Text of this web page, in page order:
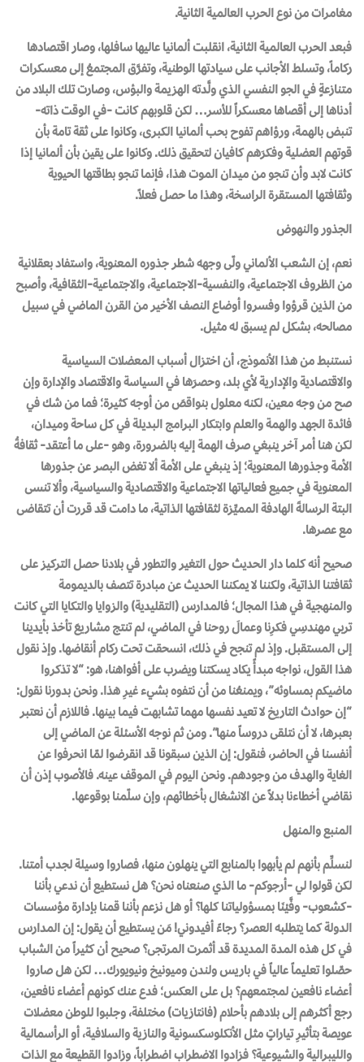
مغامرات من نوع الحرب العالمية الثانية.
فبعد الحرب العالمية الثانية، انقلبت ألمانيا عاليها سافلها، وصار اقتصادها
ركاماً، وتسلط الأجانب على سيادتها الوطنية، وتفرَّق المجتمعُ إلى معسكرات
متنازعةٍ في الجو النفسي الذي ولَّدته الهزيمة والبؤس، وصارت تلك البلاد من
أدناها إلى أقصاها معسكراً للأسر… لكن قلوبهم كانت -في الوقت ذاته-
تنبض بالهمة، ورؤاهم تفوح بحب ألمانيا الكبرى، وكانوا على ثقة تامة بأن
قوتهم العضلية وفكرَهم كافيان لتحقيق ذلك. وكانوا على يقين بأن ألمانيا إذا
كانت لابد وأن تنجو من ميدان الموت هذا، فإنما تنجو بطاقتها الحيوية
وثقافتها المستقرة الراسخة، وهذا ما حصل فعلاً.
الجذور والنهوض
نعم، إن الشعب الألماني ولّى وجهه شطر جذوره المعنوية، واستفاد بعقلانية
من الظروف الاجتماعية، والنفسية-الاجتماعية، والاجتماعية-الثقافية، وأصبح
من الذين قرؤوا وفسروا أوضاع النصف الأخير من القرن الماضي في سبيل
مصالحه، بشكل لم يسبق له مثيل.
نستنبط من هذا الأنموذج، أن اختزال أسباب المعضلات السياسية
والاقتصادية والإدارية لأي بلد، وحصرَها في السياسة والاقتصاد والإدارة وإن
صح من وجه معين، لكنه معلول بنواقصَ من أوجه كثيرة؛ فما من شك في
فائدة الجهد والهمة والعلم وابتكار البرامج البديلة في كل ساحة وميدان،
لكن هنا أمر آخر ينبغي صرف الهمة إليه بالضرورة، وهو -على ما أعتقد- ثقافةُ
الأمة وجذورها المعنوية؛ إذ ينبغي على الأمة ألا تغض البصر عن جذورها
المعنوية في جميع فعالياتها الاجتماعية والاقتصادية والسياسية، وألا تنسى
البتة الرسالةَ الهادفة المميِّزة لثقافتها الذاتية، ما دامت قد قررت أن تتقاضى
مع عصرها.
صحيح أنه كلما دار الحديث حول التغير والتطور في بلادنا حصل التركيز على
ثقافتنا الذاتية، ولكننا لا يمكننا الحديث عن مبادرة تتصف بالديمومة
والمنهجية في هذا المجال؛ فالمدارس (التقليدية) والزوايا والتكايا التي كانت
تربي مهندسِي فكرِنا وعمالَ روحنا في الماضي، لم تنتج مشاريعَ تأخذ بأيدينا
إلى المستقبل. وإذ لم تنجح في ذلك، انسحقت تحت ركام أنقاضها. وإذ نقول
هذا القول، نواجه مبدأً يكاد يسكتنا ويضرب على أفواهنا، هو: “لا تذكروا
ماضيكم بمساوئه”، ويمنعُنا من أن نتفوه بشيء غيرِ هذا. ونحن بدورنا نقول:
“إن حوادث التاريخ لا تعيد نفسها مهما تشابهت فيما بينها. فاللازم أن نعتبر
بعبرها، لا أن نتلقى دروساً منها”. ومن ثم نوجه الأسئلة عن الماضي إلى
أنفسنا في الحاضر، فنقول: إن الذين سبقونا قد انقرضوا لمّا انحرفوا عن
الغاية والهدف من وجودهم. ونحن اليوم في الموقف عينه. فالأصوب إذن أن
نقاضي أخطاءنا بدلاً عن الانشغال بأخطائهم، وإن سلّمنا بوقوعها.
المنبع والمنهل
لنسلِّم بأنهم لم يأبهوا بالمنابع التي ينهلون منها، فصاروا وسيلة لجدب أمتنا.
لكن قولوا لي -أرجوكم- ما الذي صنعناه نحن؟ هل نستطيع أن ندعي بأننا
-كشعوب- وفَّيْنَا بمسؤولياتنا كلها؟ أو هل نزعم بأننا قمنا بإدارة مؤسسات
الدولة كما يتطلبه العصر؟ رجاءً أفيدوني! مَن يستطيع أن يقول: إن المدارس
في كل هذه المدة المديدة قد أثمرت المرتجى؟ صحيح أن كثيراً من الشباب
حصّلوا تعليماً عالياً في باريس ولندن وميونيخ ونيويورك… لكن هل صاروا
أعضاء نافعين لمجتمعهم؟ بل على العكس؛ فدع عنك كونهم أعضاء نافعين،
رجع أكثرهم إلى بلادهم بأحلام (فانتازيات) مختلفة، وجلبوا للوطن معضلات
عويصة بتأثيرِ تياراتٍ مثل الأنكلوسكسونية والنازية والسلافية، أو الرأسمالية
والليبرالية والشيوعية؟ فزادوا الاضطراب اضطراباً، وزادوا القطيعة مع الذات